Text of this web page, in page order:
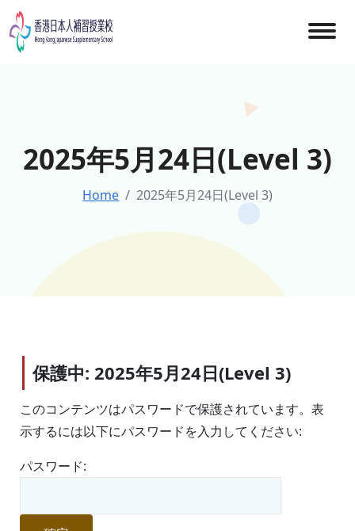
Skip
to
content
2025年5月24日(Level 3)
Home 2025年5月24日(Level 3)
保護中: 2025年5月24日(Level 3)
このコンテンツはパスワードで保護されています。表
示するには以下にパスワードを入力してください:
パスワード: